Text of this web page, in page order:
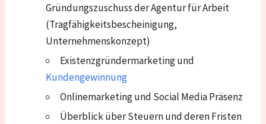
Gründungszuschuss der Agentur für Arbeit
(Tragfähigkeitsbescheinigung,
Unternehmenskonzept)
Existenzgründermarketing und
Kundengewinnung
Onlinemarketing und Social Media Präsenz
Überblick über Steuern und deren Fristen